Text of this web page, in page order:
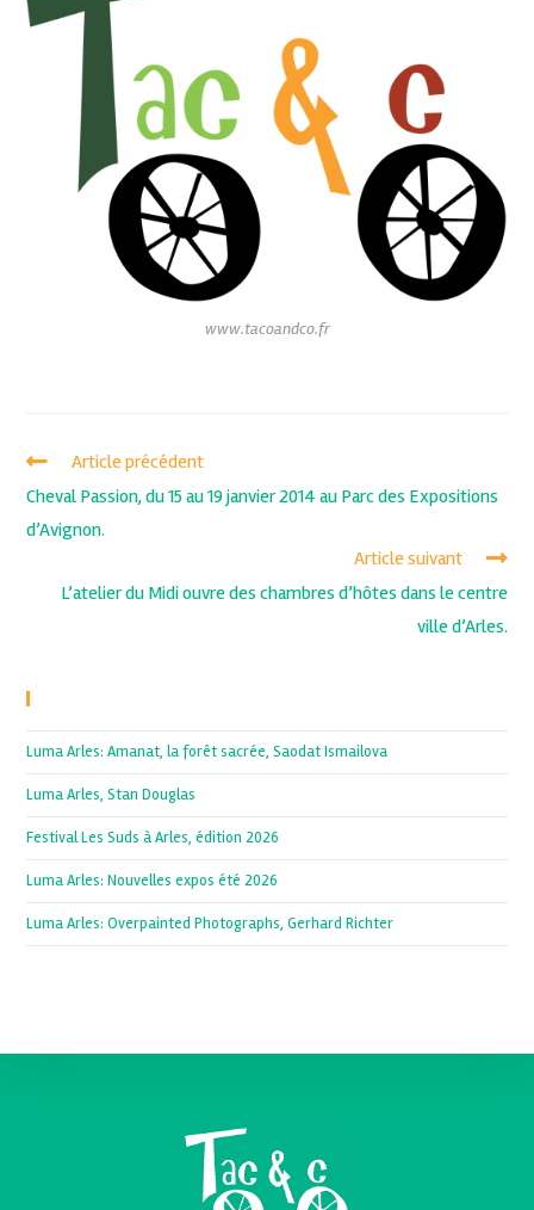
www.tacoandco.fr
Article précédent
Cheval Passion, du 15 au 19 janvier 2014 au Parc des Expositions
d’Avignon.
Article suivant
L’atelier du Midi ouvre des chambres d’hôtes dans le centre
ville d’Arles.
Luma Arles: Amanat, la forêt sacrée, Saodat Ismailova
Luma Arles, Stan Douglas
Festival Les Suds à Arles, édition 2026
Luma Arles: Nouvelles expos été 2026
Luma Arles: Overpainted Photographs, Gerhard Richter